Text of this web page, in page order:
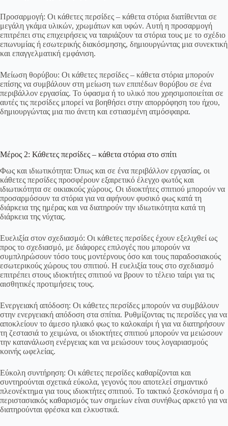
Προσαρμογή: Οι κάθετες περσίδες – κάθετα στόρια διατίθενται σε
μεγάλη γκάμα υλικών, χρωμάτων και υφών. Αυτή η προσαρμογή
επιτρέπει στις επιχειρήσεις να ταιριάζουν τα στόρια τους με το σχέδιο
επωνυμίας ή εσωτερικής διακόσμησης, δημιουργώντας μια συνεκτική
και επαγγελματική εμφάνιση.
Μείωση θορύβου: Οι κάθετες περσίδες – κάθετα στόρια μπορούν
επίσης να συμβάλουν στη μείωση των επιπέδων θορύβου σε ένα
περιβάλλον εργασίας. Το ύφασμα ή το υλικό που χρησιμοποιείται σε
αυτές τις περσίδες μπορεί να βοηθήσει στην απορρόφηση του ήχου,
δημιουργώντας μια πιο άνετη και εστιασμένη ατμόσφαιρα.
Μέρος 2: Κάθετες περσίδες – κάθετα στόρια στο σπίτι
Φως και ιδιωτικότητα: Όπως και σε ένα περιβάλλον εργασίας, οι
κάθετες περσίδες προσφέρουν εξαιρετικό έλεγχο φωτός και
ιδιωτικότητα σε οικιακούς χώρους. Οι ιδιοκτήτες σπιτιού μπορούν να
προσαρμόσουν τα στόρια για να αφήνουν φυσικό φως κατά τη
διάρκεια της ημέρας και να διατηρούν την ιδιωτικότητα κατά τη
διάρκεια της νύχτας.
Ευελιξία στον σχεδιασμό: Οι κάθετες περσίδες έχουν εξελιχθεί ως
προς το σχεδιασμό, με διάφορες επιλογές που μπορούν να
συμπληρώσουν τόσο τους μοντέρνους όσο και τους παραδοσιακούς
εσωτερικούς χώρους του σπιτιού. Η ευελιξία τους στο σχεδιασμό
επιτρέπει στους ιδιοκτήτες σπιτιού να βρουν το τέλειο ταίρι για τις
αισθητικές προτιμήσεις τους.
Ενεργειακή απόδοση: Οι κάθετες περσίδες μπορούν να συμβάλουν
στην ενεργειακή απόδοση στα σπίτια. Ρυθμίζοντας τις περσίδες για να
αποκλείουν το άμεσο ηλιακό φως το καλοκαίρι ή για να διατηρήσουν
τη ζεστασιά το χειμώνα, οι ιδιοκτήτες σπιτιού μπορούν να μειώσουν
την κατανάλωση ενέργειας και να μειώσουν τους λογαριασμούς
κοινής ωφελείας.
Εύκολη συντήρηση: Οι κάθετες περσίδες καθαρίζονται και
συντηρούνται σχετικά εύκολα, γεγονός που αποτελεί σημαντικό
πλεονέκτημα για τους ιδιοκτήτες σπιτιού. Το τακτικό ξεσκόνισμα ή ο
περιστασιακός καθαρισμός των σημείων είναι συνήθως αρκετό για να
διατηρούνται φρέσκα και ελκυστικά.